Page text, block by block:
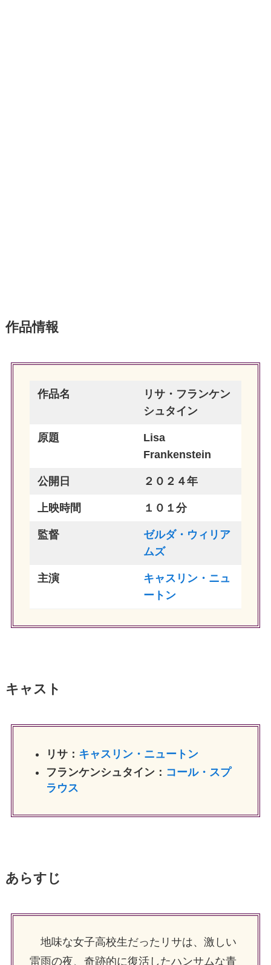
作品情報
作品名
リサ・フランケン
シュタイン
原題
Lisa
Frankenstein
公開日 ２０２４年
上映時間 １０１分
監督
ゼルダ・ウィリア
ムズ
主演
キャスリン・ニュ
ートン
キャスト
リサ： キャスリン・ニュートン
フランケンシュタイン： コール・スプ
ラウス
あらすじ
地味な女子高校生だったリサは、激しい
雷雨の夜、奇跡的に復活したハンサムな青